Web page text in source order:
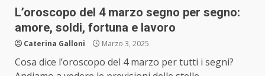
L’oroscopo del 4 marzo segno per segno:
amore, soldi, fortuna e lavoro
Caterina Galloni Marzo 3, 2025
Cosa dice l’oroscopo del 4 marzo per tutti i segni?